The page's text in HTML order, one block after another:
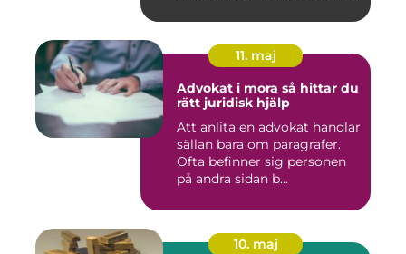
11. maj
Advokat i mora så hittar du
rätt juridisk hjälp
Att anlita en advokat handlar
sällan bara om paragrafer.
Ofta befinner sig personen
på andra sidan b...
10. maj